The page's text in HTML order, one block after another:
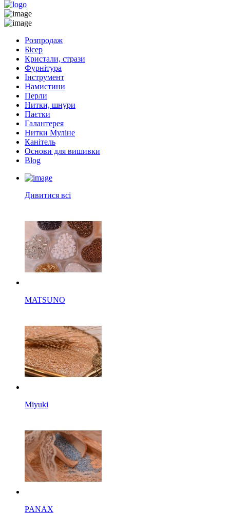
Розпродаж
Бісер
Кристали, стрази
Фурнітура
Інструмент
Намистини
Перли
Нитки, шнури
Паєтки
Галантерея
Нитки Муліне
Канітель
Основи для вишивки
Blog
Дивитися всі
MATSUNO
Miyuki
PANAX